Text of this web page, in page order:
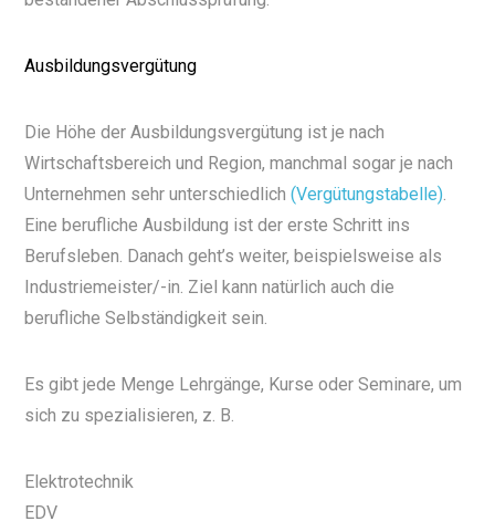
Ausbildungsvergütung
Die Höhe der Ausbildungsvergütung ist je nach
Wirtschaftsbereich und Region, manchmal sogar je nach
Unternehmen sehr unterschiedlich(Vergütungstabelle).
Eine berufliche Ausbildung ist der erste Schritt ins
Berufsleben. Danach geht’s weiter, beispielsweise als
Industriemeister/-in. Ziel kann natürlich auch die
berufliche Selbständigkeit sein.
Es gibt jede Menge Lehrgänge, Kurse oder Seminare, um
sich zu spezialisieren, z. B.
Elektrotechnik
EDV